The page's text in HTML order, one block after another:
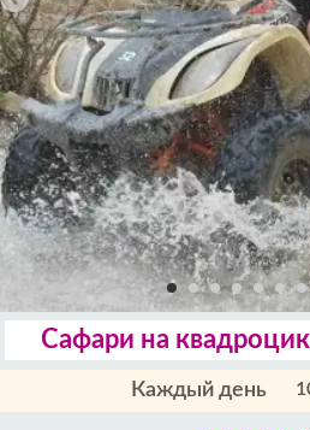
Сафари на
Каждый день